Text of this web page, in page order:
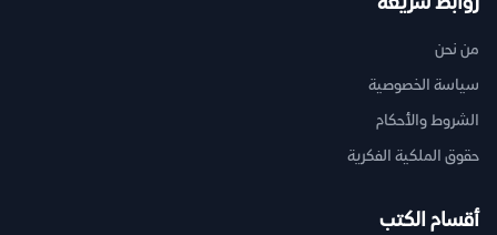
من نحن
سياسة الخصوصية
الشروط والأحكام
حقوق الملكية الفكرية
أقسام الكتب